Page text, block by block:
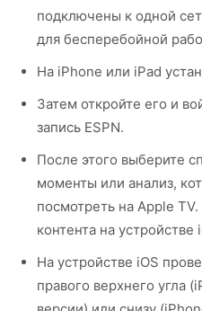
подключены к одной
для бесперебойной
На iPhone или iPad
Затем откройте его и
запись ESPN.
После этого выберите
моменты или анализ,
посмотреть на Apple
контента на устройстве
На устройстве iOS
правого верхнего угла